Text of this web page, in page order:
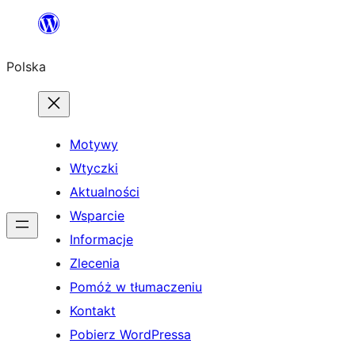
Przejdź
treści
Polska
Motywy
Wtyczki
Aktualności
Wsparcie
Informacje
Zlecenia
Pomóż w tłumaczeniu
Kontakt
Pobierz WordPressa